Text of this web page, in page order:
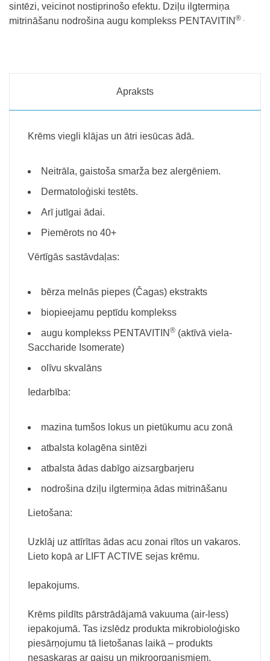
sintēzi, veicinot nostiprinošo efektu. Dziļu ilgtermiņa
mitrināšanu nodrošina augu komplekss PENTAVITIN ® .
Apraksts
Krēms viegli klājas un ātri iesūcas ādā.
Neitrāla, gaistoša smarža bez alergēniem.
Dermatoloģiski testēts.
Arī jutīgai ādai.
Piemērots no 40+
Vērtīgās sastāvdaļas:
bērza melnās piepes (Čagas) ekstrakts
biopieejamu peptīdu komplekss
augu komplekss PENTAVITIN ® (aktīvā viela-
Saccharide Isomerate)
olīvu skvalāns
Iedarbība:
mazina tumšos lokus un pietūkumu acu zonā
atbalsta kolagēna sintēzi
atbalsta ādas dabīgo aizsargbarjeru
nodrošina dziļu ilgtermiņa ādas mitrināšanu
Lietošana:
Uzklāj uz attīrītas ādas acu zonai rītos un vakaros.
Lieto kopā ar LIFT ACTIVE sejas krēmu.
Iepakojums.
Krēms pildīts pārstrādājamā vakuuma (air-less)
iepakojumā. Tas izslēdz produkta mikrobioloģisko
piesārņojumu tā lietošanas laikā – produkts
nesaskaras ar gaisu un mikroorganismiem.